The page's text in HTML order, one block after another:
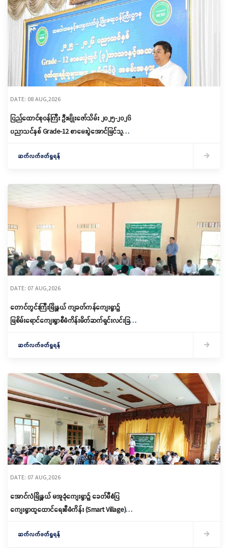
DATE: 08 AUG,2026
ပြည်ထောင်စုဝန်ကြီး ဦးမျိုးဇော်သိမ်း ၂၀၂၅-၂၀၂၆
ပညာသင်နှစ် Grade-12 စာမေးပွဲအောင်မြင်သူများ
ဆက်လက်ဖတ်ရှုရန်
DATE: 07 AUG,2026
တောင်တွင်းကြီးမြို့နယ် ကျခတ်ကန်ကျေးရွာ၌
မြစိမ်းရောင်ကျေးရွာစီမံကိန်းမိတ်ဆက်ရှင်းလင်းခြင်း
ဆက်လက်ဖတ်ရှုရန်
DATE: 07 AUG,2026
အောင်လံမြို့နယ် မအူခုံကျေးရွာ၌ ခေတ်မီစံပြ
ကျေးရွာထူထောင်ရေးစီမံကိန်း (Smart Village)
ဆက်လက်ဖတ်ရှုရန်